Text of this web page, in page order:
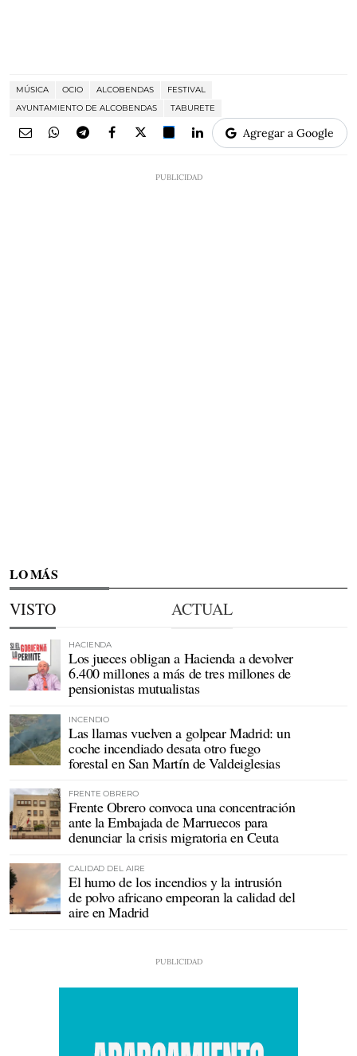
MÚSICA OCIO ALCOBENDAS
FESTIVAL
AYUNTAMIENTO DE ALCOBENDAS
TABURETE
Agregar a Google
LO MÁS
VISTO ACTUAL
HACIENDA
Los jueces obligan a Hacienda a devolver
6.400 millones a más de tres millones de
pensionistas mutualistas
INCENDIO
Las llamas vuelven a golpear Madrid: un
coche incendiado desata otro fuego
forestal en San Martín de Valdeiglesias
FRENTE OBRERO
Frente Obrero convoca una concentración
ante la Embajada de Marruecos para
denunciar la crisis migratoria en Ceuta
CALIDAD DEL AIRE
El humo de los incendios y la intrusión
de polvo africano empeoran la calidad del
aire en Madrid